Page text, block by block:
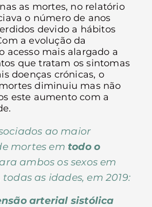
as mortes, no relatório
o número de anos
devido a hábitos
a evolução da
acesso mais alargado a
que tratam os sintomas
doenças crónicas, o
diminuiu mas não
este aumento com a
ao maior
mortes em todo o
ambos os sexos em
as idades, em 2019:
arterial sistólica